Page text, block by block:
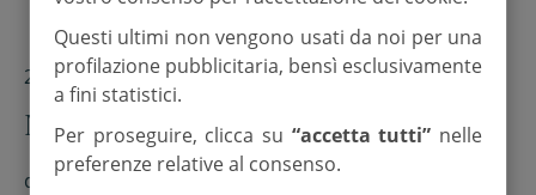
27 Settembre 2025
Nuovi asfalti, modifiche alla viabilità
di Redazione
Questi ultimi non vengono usati da noi per una
profilazione pubblicitaria, bensì esclusivamente
a fini statistici.
Per proseguire, clicca su “accetta tutti” nelle
preferenze relative al consenso.